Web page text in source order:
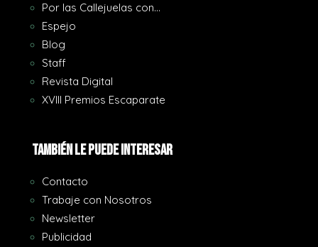
Por las Callejuelas con…
Espejo
Blog
Staff
Revista Digital
XVIII Premios Escaparate
También le puede interesar
Contacto
Trabaje con Nosotros
Newsletter
Publicidad